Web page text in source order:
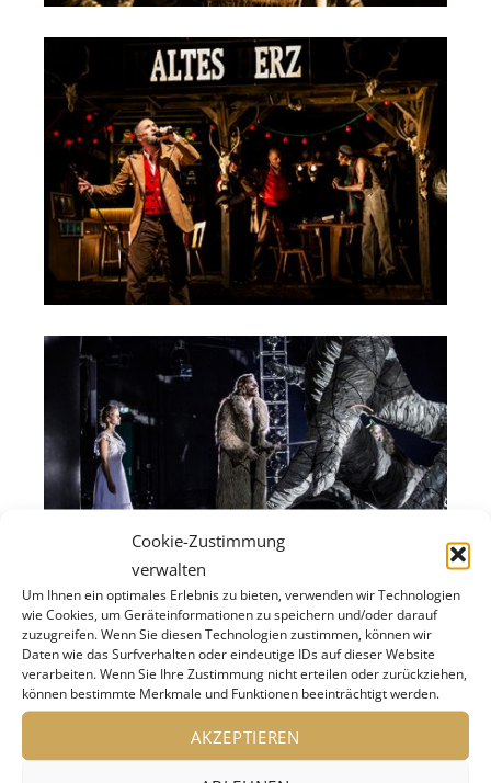
Cookie-Zustimmung
verwalten
Um Ihnen ein optimales Erlebnis zu bieten, verwenden wir Technologien
wie Cookies, um Geräteinformationen zu speichern und/oder darauf
zuzugreifen. Wenn Sie diesen Technologien zustimmen, können wir
Daten wie das Surfverhalten oder eindeutige IDs auf dieser Website
verarbeiten. Wenn Sie Ihre Zustimmung nicht erteilen oder zurückziehen,
können bestimmte Merkmale und Funktionen beeinträchtigt werden.
AKZEPTIEREN